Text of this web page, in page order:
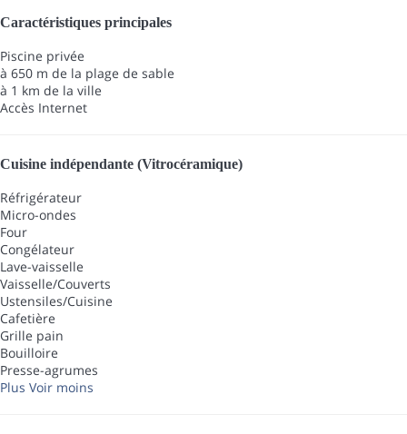
Caractéristiques principales
Piscine privée
à 650 m de la plage de sable
à 1 km de la ville
Accès Internet
Cuisine indépendante (Vitrocéramique)
Réfrigérateur
Micro-ondes
Four
Congélateur
Lave-vaisselle
Vaisselle/Couverts
Ustensiles/Cuisine
Cafetière
Grille pain
Bouilloire
Presse-agrumes
Plus Voir moins